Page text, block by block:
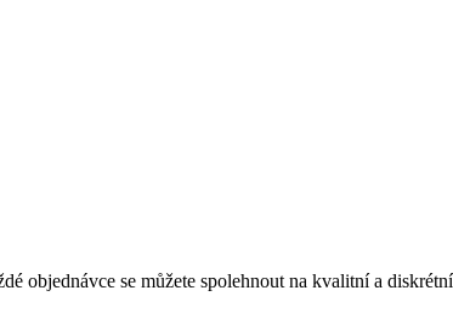
objednávce se můžete spolehnout na kvalitní a